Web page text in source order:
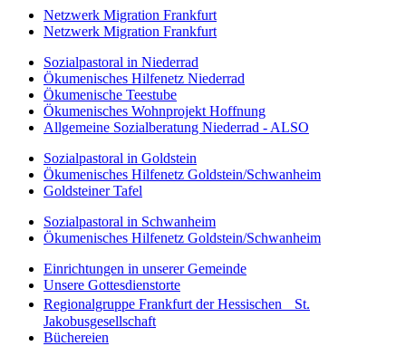
Netzwerk Migration Frankfurt
Netzwerk Migration Frankfurt
Sozialpastoral in Niederrad
Ökumenisches Hilfenetz Niederrad
Ökumenische Teestube
Ökumenisches Wohnprojekt Hoffnung
Allgemeine Sozialberatung Niederrad - ALSO
Sozialpastoral in Goldstein
Ökumenisches Hilfenetz Goldstein/Schwanheim
Goldsteiner Tafel
Sozialpastoral in Schwanheim
Ökumenisches Hilfenetz Goldstein/Schwanheim
Einrichtungen in unserer Gemeinde
Unsere Gottesdienstorte
Regionalgruppe Frankfurt der Hessischen St.
Jakobusgesellschaft
Büchereien